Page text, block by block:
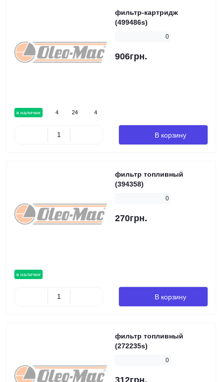
в наличии 4 24 4
фильтр-картридж
(499486s)
0
906грн.
В корзину
в наличии
фильтр топливный
(394358)
0
270грн.
В корзину
фильтр топливный
(272235s)
0
312грн.